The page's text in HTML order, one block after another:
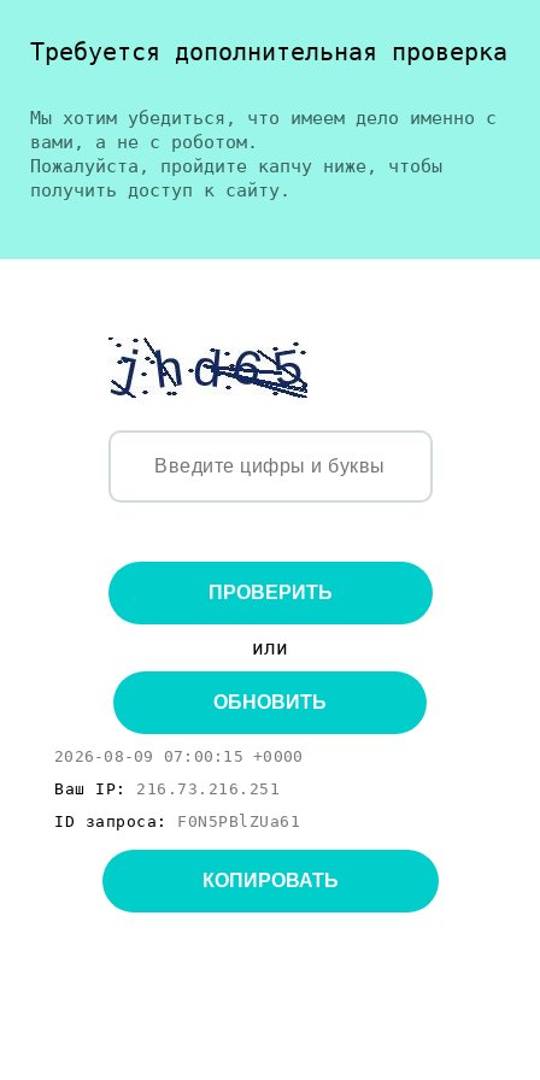
Требуется дополнительная проверка
Мы хотим убедиться, что имеем дело именно с
вами, а не с роботом.
Пожалуйста, пройдите капчу ниже, чтобы
получить доступ к сайту.
ПРОВЕРИТЬ
или
ОБНОВИТЬ
2026-08-09 07:00:15 +0000
Ваш IP: 216.73.216.251
ID запроса: F0N5PBlZUa61
КОПИРОВАТЬ